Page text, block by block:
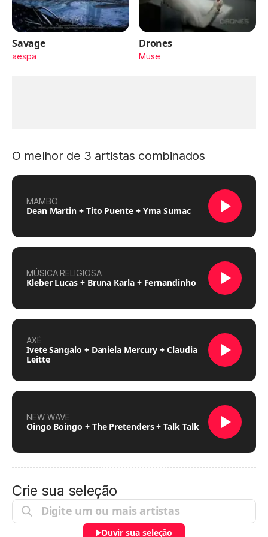
Savage
aespa
Drones
Muse
O melhor de 3 artistas combinados
MAMBO
Dean Martin + Tito Puente + Yma Sumac
MÚSICA RELIGIOSA
Kleber Lucas + Bruna Karla + Fernandinho
AXÉ
Ivete Sangalo + Daniela Mercury + Claudia
Leitte
NEW WAVE
Oingo Boingo + The Pretenders + Talk Talk
Crie sua seleção
Ouvir sua seleção